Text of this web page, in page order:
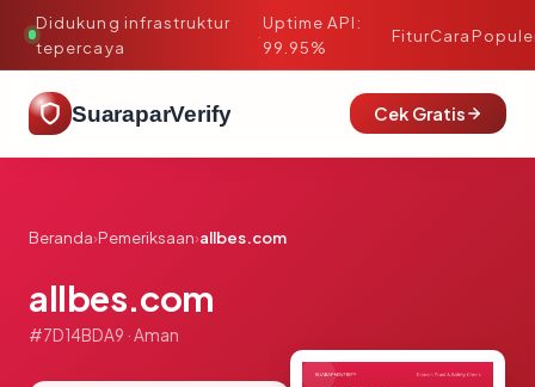
Didukung infrastruktur
tepercaya
·
Uptime API:
99.95%
FiturCara
SuaraparVerify Cek Gratis
Beranda›Pemeriksaan›allbes.com
allbes.com
#7D14BDA9 · Aman